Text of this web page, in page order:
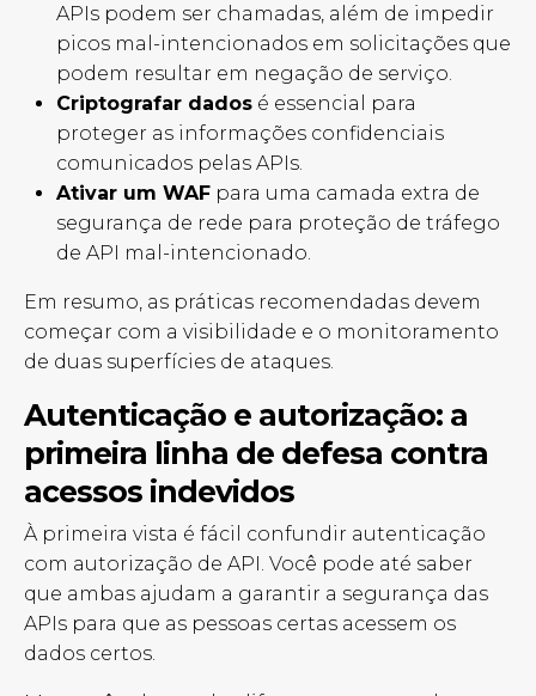
APIs podem ser chamadas, além de impedir
picos mal-intencionados em solicitações que
podem resultar em negação de serviço.
Criptografar dados é essencial para
proteger as informações confidenciais
comunicados pelas APIs.
Ativar um WAF para uma camada extra de
segurança de rede para proteção de tráfego
de API mal-intencionado.
Em resumo, as práticas recomendadas devem
começar com a visibilidade e o monitoramento
de duas superfícies de ataques.
Autenticação e autorização: a
primeira linha de defesa contra
acessos indevidos
À primeira vista é fácil confundir autenticação
com autorização de API. Você pode até saber
que ambas ajudam a garantir a segurança das
APIs para que as pessoas certas acessem os
dados certos.